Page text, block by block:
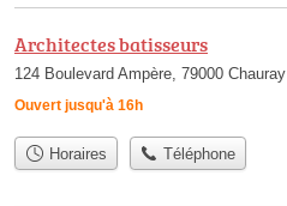
Architectes batisseurs
124 Boulevard Ampère, 79000 Chauray
Ouvert jusqu'à 16h
Horaires Téléphone